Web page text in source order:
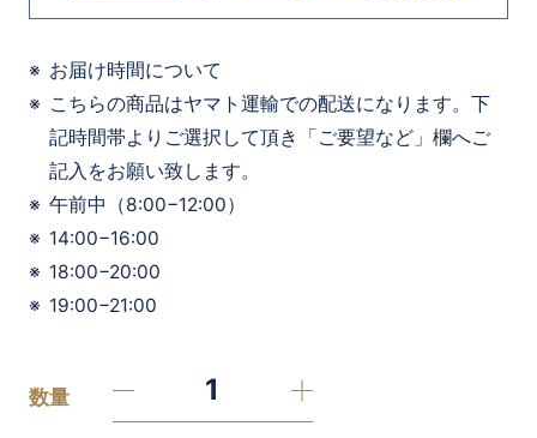
お届け時間について
こちらの商品はヤマト運輸での配送になります。下
記時間帯よりご選択して頂き「ご要望など」欄へご
記入をお願い致します。
午前中（8:00−12:00）
14:00−16:00
18:00−20:00
19:00−21:00
数量